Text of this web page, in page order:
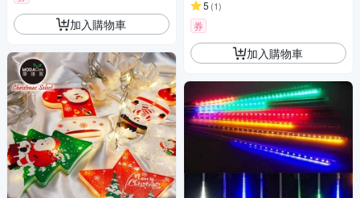
加入購物車
5 (1)
券
加入購物車